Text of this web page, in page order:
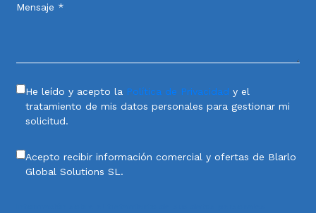
Mensaje *
He leído y acepto la Política de Privacidad y el
tratamiento de mis datos personales para gestionar mi
solicitud.
Acepto recibir información comercial y ofertas de Blarlo
Global Solutions SL.